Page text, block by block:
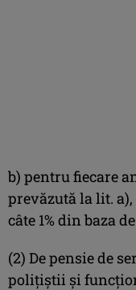
b) pentru fiecare
prevăzută la lit.
câte 1% din baza
(2) De pensie de
poliţiştii şi